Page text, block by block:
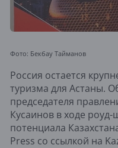
Фото: Бекбау Тайманов
Россия остается
туризма для Астаны.
председателя
Кусаинов в ходе роуд-
потенциала
Press со ссылкой на